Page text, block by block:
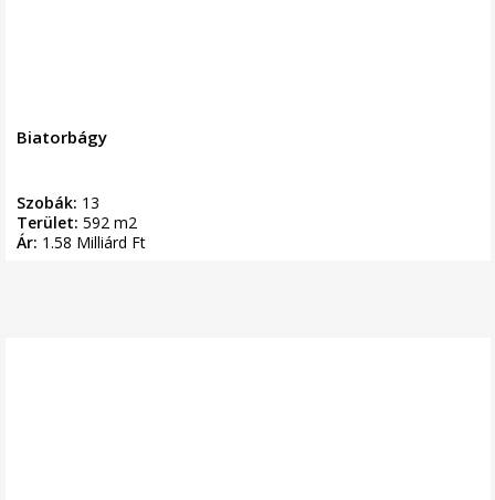
Biatorbágy
Szobák: 13
Terület: 592 m2
Ár: 1.58 Milliárd Ft